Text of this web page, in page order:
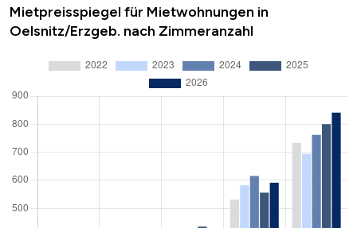
Mietpreisspiegel für Mietwohnungen in
Oelsnitz/Erzgeb. nach Zimmeranzahl